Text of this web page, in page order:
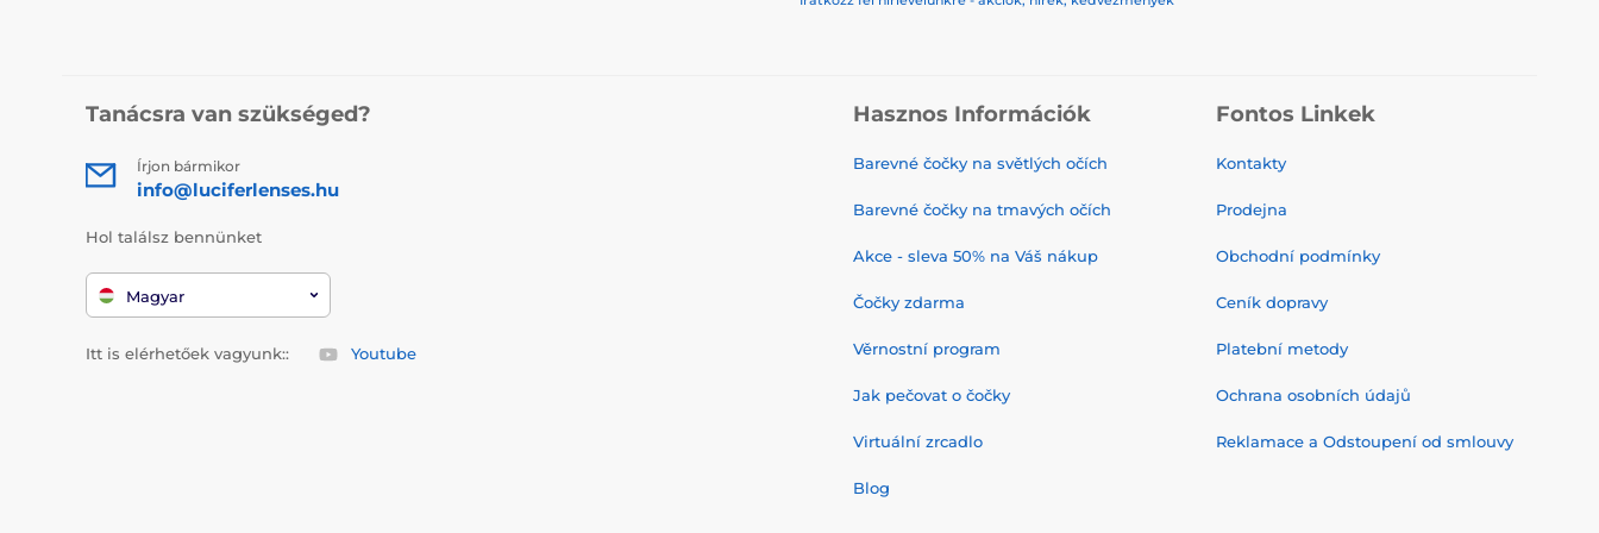
Tanácsra van szükséged?
Írjon bármikor
info@luciferlenses.hu
Hol találsz bennünket
Magyar
Itt is elérhetőek vagyunk:: Youtube
Hasznos Információk
Barevné čočky na světlých očích
Barevné čočky na tmavých očích
Akce - sleva 50% na Váš nákup
Čočky zdarma
Věrnostní program
Jak pečovat o čočky
Virtuální zrcadlo
Blog
Fontos Linkek
Kontakty
Prodejna
Obchodní podmínky
Ceník dopravy
Platební metody
Ochrana osobních údajů
Reklamace a Odstoupení od smlouvy